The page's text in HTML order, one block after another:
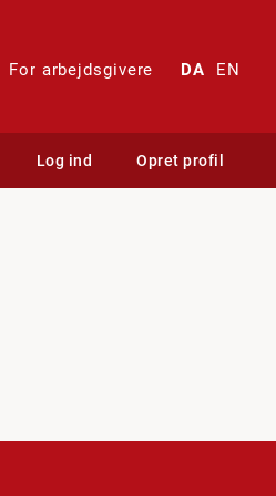
For arbejdsgivere DA EN
Log ind Opret profil